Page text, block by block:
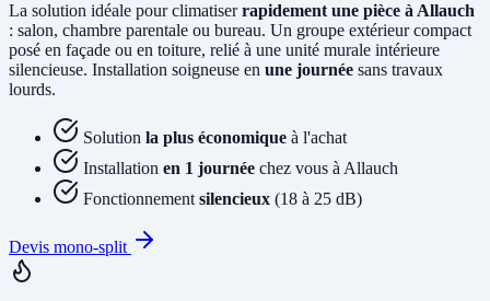
La solution idéale pour climatiserrapidement une pièce à Allauch
: salon, chambre parentale ou bureau. Un groupe extérieur compact
posé en façade ou en toiture, relié à une unité murale intérieure
silencieuse. Installation soigneuse en une journée sans travaux
lourds.
Solution la plus économique à l'achat
Installation en 1 journée chez vous à Allauch
Fonctionnement silencieux (18 à 25 dB)
Devis mono-split